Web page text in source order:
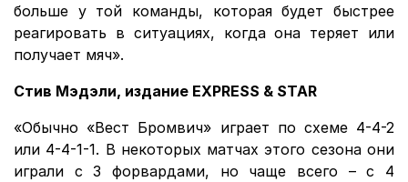
больше у той команды, которая будет быстрее
реагировать в ситуациях, когда она теряет или
получает мяч».
Стив Мэдэли, издание EXPRESS & STAR
«Обычно «Вест Бромвич» играет по схеме 4-4-2
или 4-4-1-1. В некоторых матчах этого сезона они
играли с 3 форвардами, но чаще всего – с 4